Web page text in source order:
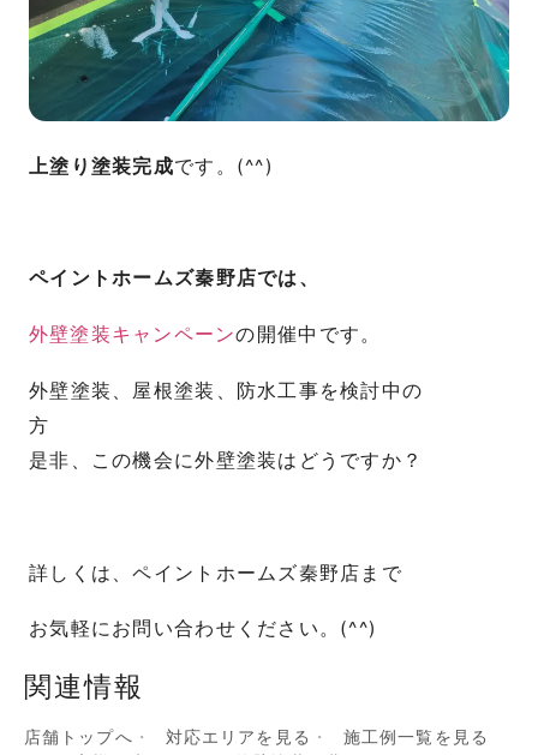
上塗り塗装完成です。(^^)
ペイントホームズ秦野店では、
外壁塗装キャンペーンの開催中です。
外壁塗装、屋根塗装、防水工事を検討中の
是非、この機会に外壁塗装はどうですか？
詳しくは、ペイントホームズ秦野店まで
お気軽にお問い合わせください。(^^)
関連情報
店舗トップへ 対応エリアを見る
施工例一覧を見る